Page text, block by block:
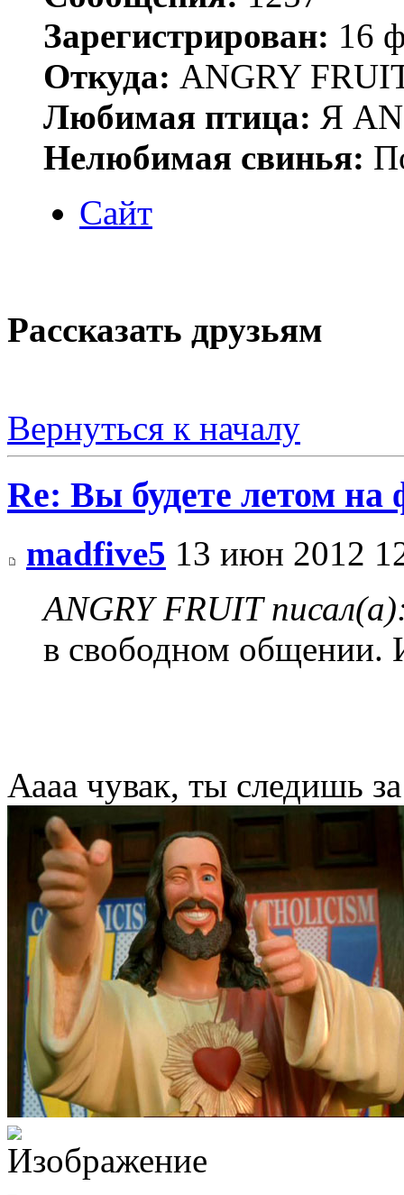
Зарегистрирован: 16
Откуда: ANGRY
Любимая птица: Я
Нелюбимая свинья:
Сайт
Рассказать друзьям
Вернуться к началу
Re: Вы будете летом на
madfive5 13 июн 2012
ANGRY FRUIT
в свободном общении.
Аааа чувак, ты следишь